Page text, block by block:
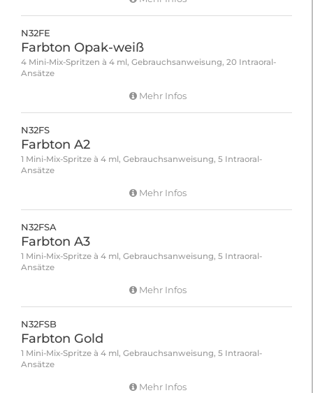
N32FE
Farbton Opak-weiß
4 Mini-Mix-Spritzen à 4 ml, Gebrauchsanweisung, 20 Intraoral-
Ansätze
Mehr Infos
N32FS
Farbton A2
1 Mini-Mix-Spritze à 4 ml, Gebrauchsanweisung, 5 Intraoral-
Ansätze
Mehr Infos
N32FSA
Farbton A3
1 Mini-Mix-Spritze à 4 ml, Gebrauchsanweisung, 5 Intraoral-
Ansätze
Mehr Infos
N32FSB
Farbton Gold
1 Mini-Mix-Spritze à 4 ml, Gebrauchsanweisung, 5 Intraoral-
Ansätze
Mehr Infos